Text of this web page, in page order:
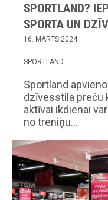
SPORTLAND?
SPORTA UN
16. MARTS 2024
SPORTLAND
Sportland
dzīvesstila preču
aktīvai ikdienai
no treniņu…